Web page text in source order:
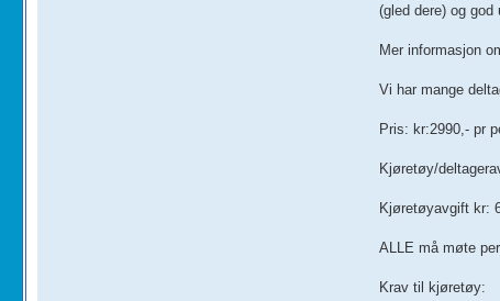
(gled dere) og god
Mer informasjon
Vi har mange
Pris: kr:2990,- pr
Kjøretøy/
Kjøretøyavgift kr:
ALLE må møte
Krav til kjøretøy: